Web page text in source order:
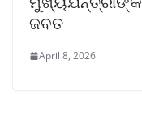
ଜବତ
April 8, 2026